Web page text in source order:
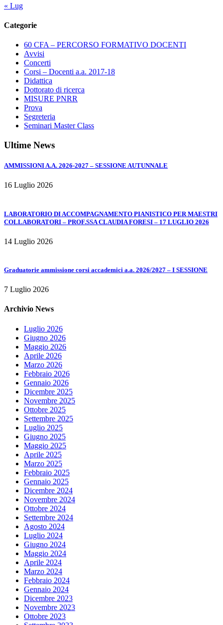
« Lug
Categorie
60 CFA – PERCORSO FORMATIVO DOCENTI
Avvisi
Concerti
Corsi – Docenti a.a. 2017-18
Didattica
Dottorato di ricerca
MISURE PNRR
Prova
Segreteria
Seminari Master Class
Ultime News
AMMISSIONI A.A. 2026-2027 – SESSIONE AUTUNNALE
16 Luglio 2026
LABORATORIO DI ACCOMPAGNAMENTO PIANISTICO PER MAESTRI
COLLABORATORI – PROF.SSA CLAUDIA FORESI – 17 LUGLIO 2026
14 Luglio 2026
Graduatorie ammissione corsi accademici a.a. 2026/2027 – I SESSIONE
7 Luglio 2026
Archivio News
Luglio 2026
Giugno 2026
Maggio 2026
Aprile 2026
Marzo 2026
Febbraio 2026
Gennaio 2026
Dicembre 2025
Novembre 2025
Ottobre 2025
Settembre 2025
Luglio 2025
Giugno 2025
Maggio 2025
Aprile 2025
Marzo 2025
Febbraio 2025
Gennaio 2025
Dicembre 2024
Novembre 2024
Ottobre 2024
Settembre 2024
Agosto 2024
Luglio 2024
Giugno 2024
Maggio 2024
Aprile 2024
Marzo 2024
Febbraio 2024
Gennaio 2024
Dicembre 2023
Novembre 2023
Ottobre 2023